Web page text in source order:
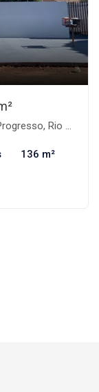
Brilhante-MS
136 m²